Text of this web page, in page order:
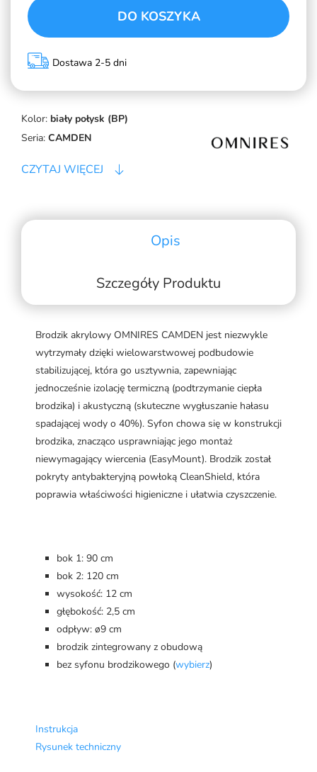
Kolor: biały połysk (BP)
Seria: CAMDEN
CZYTAJ WIĘCEJ
DO KOSZYKA
Dostawa 2-5 dni
Opis
Szczegóły Produktu
Brodzik akrylowy OMNIRES CAMDEN jest niezwykle
wytrzymały dzięki wielowarstwowej podbudowie
stabilizującej, która go usztywnia, zapewniając
jednocześnie izolację termiczną (podtrzymanie ciepła
brodzika) i akustyczną (skuteczne wygłuszanie hałasu
spadającej wody o 40%). Syfon chowa się w konstrukcji
brodzika, znacząco usprawniając jego montaż
niewymagający wiercenia (EasyMount). Brodzik został
pokryty antybakteryjną powłoką CleanShield, która
poprawia właściwości higieniczne i ułatwia czyszczenie.
bok 1: 90 cm
bok 2: 120 cm
wysokość: 12 cm
głębokość: 2,5 cm
odpływ: ø9 cm
brodzik zintegrowany z obudową
bez syfonu brodzikowego (wybierz)
Instrukcja
Rysunek techniczny